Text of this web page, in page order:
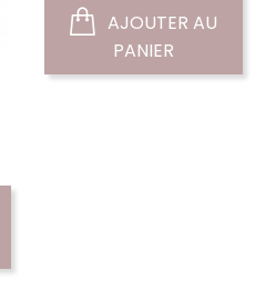
PANIER